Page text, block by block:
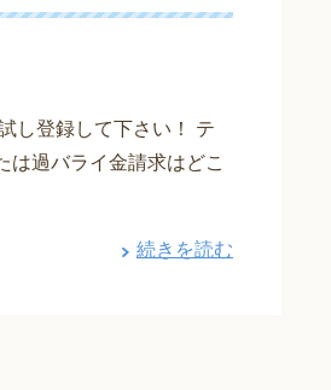
し登録して下さい！ テ
は過バライ金請求はどこ
続きを読む